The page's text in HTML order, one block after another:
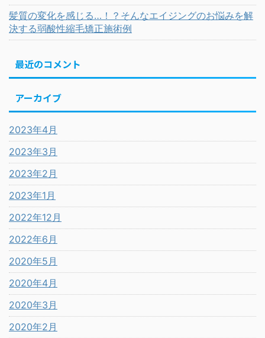
髪質の変化を感じる…！？そんなエイジングのお悩みを解
決する弱酸性縮毛矯正施術例
最近のコメント
アーカイブ
2023年4月
2023年3月
2023年2月
2023年1月
2022年12月
2022年6月
2020年5月
2020年4月
2020年3月
2020年2月